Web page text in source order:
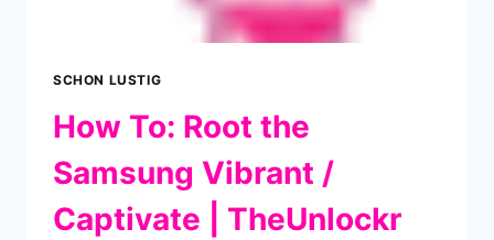
SCHON LUSTIG
How To: Root the
Samsung Vibrant /
Captivate | TheUnlockr